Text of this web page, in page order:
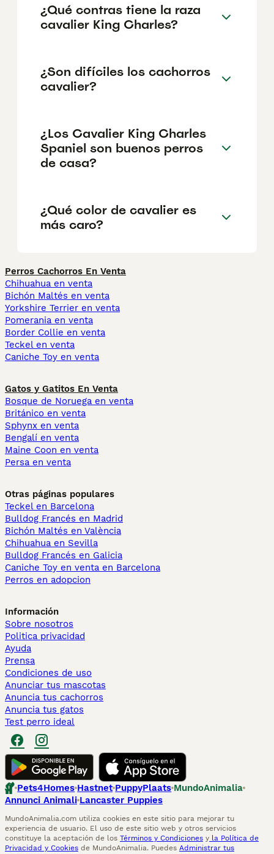
¿Qué contras tiene la raza
cavalier King Charles?
¿Son difíciles los cachorros
cavalier?
¿Los Cavalier King Charles
Spaniel son buenos perros
de casa?
¿Qué color de cavalier es
más caro?
Perros Cachorros En Venta
Chihuahua en venta
Bichón Maltés en venta
Yorkshire Terrier en venta
Pomerania en venta
Border Collie en venta
Teckel en venta
Caniche Toy en venta
Gatos y Gatitos En Venta
Bosque de Noruega en venta
Británico en venta
Sphynx en venta
Bengalí en venta
Maine Coon en venta
Persa en venta
Otras páginas populares
Teckel en Barcelona
Bulldog Francés en Madrid
Bichón Maltés en València
Chihuahua en Sevilla
Bulldog Francés en Galicia
Caniche Toy en venta en Barcelona
Perros en adopcion
Información
Sobre nosotros
Politica privacidad
Ayuda
Prensa
Condiciones de uso
Anunciar tus mascotas
Anuncia tus cachorros
Anuncia tus gatos
Test perro ideal
Pets4Homes Hastnet PuppyPlaats MundoAnimalia
Annunci Animali Lancaster Puppies
MundoAnimalia.com utiliza cookies en este sitio para mejorar tu
experiencia de usuario. El uso de este sitio web y otros servicios
constituye la aceptación de los Términos y Condiciones y la Política de
Privacidad y Cookies de MundoAnimalia. Puedes Administrar tus